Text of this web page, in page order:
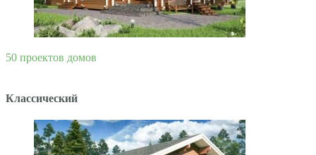
50 проектов домов
Классический